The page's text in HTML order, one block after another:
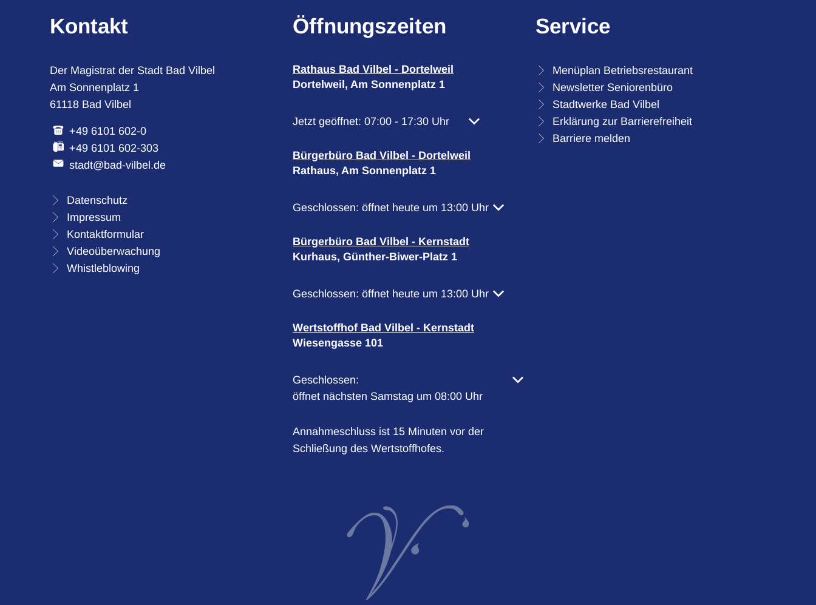
Kontakt
Der Magistrat der Stadt Bad Vilbel
Am Sonnenplatz 1
61118 Bad Vilbel
+49 6101 602-0
+49 6101 602-303
stadt@bad-vilbel.de
Datenschutz
Impressum
Kontaktformular
Videoüberwachung
Whistleblowing
Öffnungszeiten
Rathaus Bad Vilbel - Dortelweil
Dortelweil, Am Sonnenplatz 1
Klicken, um weitere Öffnungs- oder Schließzeiten auszublenden
Jetzt geöffnet: 07:00 - 17:30 Uhr Von 07:00 bis 17:30 Uhr
Bürgerbüro Bad Vilbel - Dortelweil
Rathaus, Am Sonnenplatz 1
Klicken, um weitere Öffnungs- oder Schließzeiten auszublenden
Geschlossen: öffnet heute um 13:00 Uhr
Bürgerbüro Bad Vilbel - Kernstadt
Kurhaus, Günther-Biwer-Platz 1
Klicken, um weitere Öffnungs- oder Schließzeiten auszublenden
Geschlossen: öffnet heute um 13:00 Uhr
Wertstoffhof Bad Vilbel - Kernstadt
Wiesengasse 101
Klicken, um weitere Öffnungs- oder Schließzeiten auszublenden
Geschlossen:
öffnet nächsten Samstag um 08:00 Uhr
Annahmeschluss ist 15 Minuten vor der
Schließung des Wertstoffhofes.
Service
Menüplan Betriebsrestaurant
Newsletter Seniorenbüro
Stadtwerke Bad Vilbel
Erklärung zur Barrierefreiheit
Barriere melden